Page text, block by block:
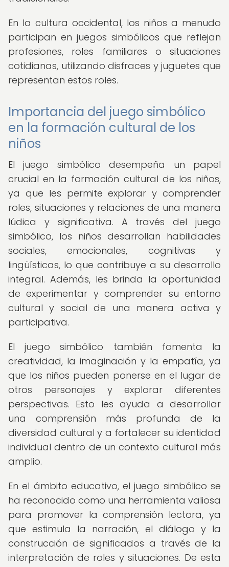
En la cultura occidental, los niños a menudo
participan en juegos simbólicos que reflejan
profesiones, roles familiares o situaciones
cotidianas, utilizando disfraces y juguetes que
representan estos roles.
Importancia del juego simbólico
en la formación cultural de los
niños
El juego simbólico desempeña un papel
crucial en la formación cultural de los niños,
ya que les permite explorar y comprender
roles, situaciones y relaciones de una manera
lúdica y significativa. A través del juego
simbólico, los niños desarrollan habilidades
sociales, emocionales, cognitivas y
lingüísticas, lo que contribuye a su desarrollo
integral. Además, les brinda la oportunidad
de experimentar y comprender su entorno
cultural y social de una manera activa y
participativa.
El juego simbólico también fomenta la
creatividad, la imaginación y la empatía, ya
que los niños pueden ponerse en el lugar de
otros personajes y explorar diferentes
perspectivas. Esto les ayuda a desarrollar
una comprensión más profunda de la
diversidad cultural y a fortalecer su identidad
individual dentro de un contexto cultural más
amplio.
En el ámbito educativo, el juego simbólico se
ha reconocido como una herramienta valiosa
para promover la comprensión lectora, ya
que estimula la narración, el diálogo y la
construcción de significados a través de la
interpretación de roles y situaciones. De esta